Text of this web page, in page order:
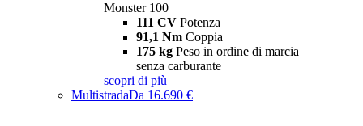
Monster 100
111 CV Potenza
91,1 Nm Coppia
175 kg Peso in ordine di marcia
senza carburante
scopri di più
MultistradaDa 16.690 €